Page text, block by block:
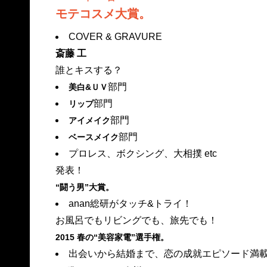
モテコスメ大賞。
COVER & GRAVURE
斎藤 工
誰とキスする？
美白&ＵＶ部門
リップ部門
アイメイク部門
ベースメイク部門
プロレス、ボクシング、大相撲 etc
発表！
“闘う男”大賞。
anan総研がタッチ&トライ！
お風呂でもリビングでも、旅先でも！
2015 春の“美容家電”選手権。
出会いから結婚まで、恋の成就エピソード満